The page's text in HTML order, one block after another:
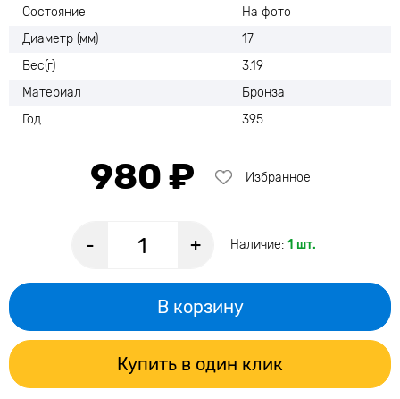
Состояние
На фото
Диаметр (мм)
17
Вес(г)
3.19
Материал
Бронза
Год
395
980 ₽ Избранное
- + Наличие: 1 шт.
В корзину
Купить в один клик